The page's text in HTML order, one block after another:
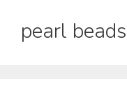
pearl beads